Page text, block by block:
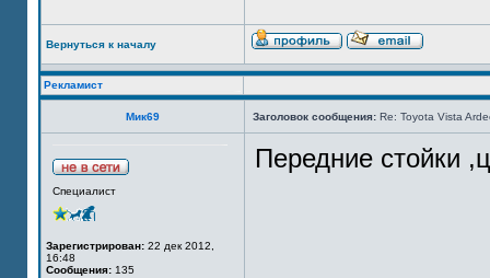
Вернуться к началу
Рекламист
Мик69 Заголовок сообщения: Re: Toyota Vista
Специалист
Зарегистрирован: 22 дек 2012,
16:48
Сообщения: 135
Передние стойки